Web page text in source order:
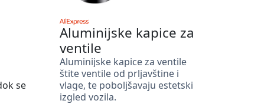
se
Aluminijske kapice za
ventile
Aluminijske kapice za ventile
štite ventile od prljavštine i
vlage, te poboljšavaju estetski
izgled vozila.